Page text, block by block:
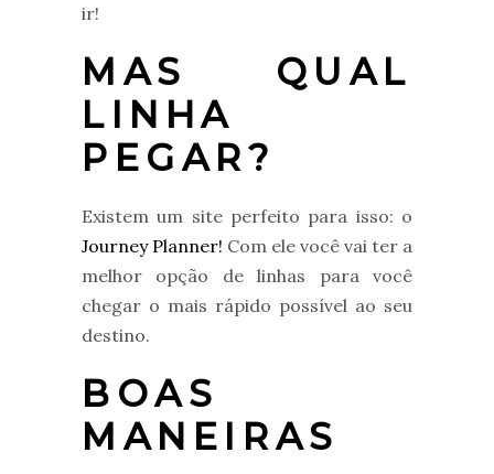
ir!
MAS QUAL
LINHA
PEGAR?
Existem um site perfeito para isso: o
Journey Planner! Com ele você vai ter a
melhor opção de linhas para você
chegar o mais rápido possível ao seu
destino.
BOAS
MANEIRAS